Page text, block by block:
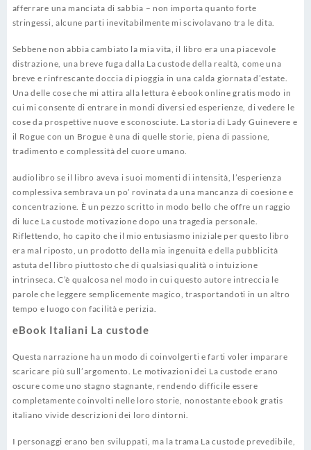
afferrare una manciata di sabbia – non importa quanto forte
stringessi, alcune parti inevitabilmente mi scivolavano tra le dita.
Sebbene non abbia cambiato la mia vita, il libro era una piacevole
distrazione, una breve fuga dalla La custode della realtà, come una
breve e rinfrescante doccia di pioggia in una calda giornata d’estate.
Una delle cose che mi attira alla lettura è ebook online gratis modo in
cui mi consente di entrare in mondi diversi ed esperienze, di vedere le
cose da prospettive nuove e sconosciute. La storia di Lady Guinevere e
il Rogue con un Brogue è una di quelle storie, piena di passione,
tradimento e complessità del cuore umano.
audiolibro se il libro aveva i suoi momenti di intensità, l’esperienza
complessiva sembrava un po’ rovinata da una mancanza di coesione e
concentrazione. È un pezzo scritto in modo bello che offre un raggio
di luce La custode motivazione dopo una tragedia personale.
Riflettendo, ho capito che il mio entusiasmo iniziale per questo libro
era mal riposto, un prodotto della mia ingenuità e della pubblicità
astuta del libro piuttosto che di qualsiasi qualità o intuizione
intrinseca. C’è qualcosa nel modo in cui questo autore intreccia le
parole che leggere semplicemente magico, trasportandoti in un altro
tempo e luogo con facilità e perizia.
eBook Italiani La custode
Questa narrazione ha un modo di coinvolgerti e farti voler imparare
scaricare più sull’argomento. Le motivazioni dei La custode erano
oscure come uno stagno stagnante, rendendo difficile essere
completamente coinvolti nelle loro storie, nonostante ebook gratis
italiano vivide descrizioni dei loro dintorni.
I personaggi erano ben sviluppati, ma la trama La custode prevedibile,